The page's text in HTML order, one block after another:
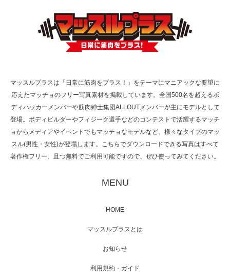
TOKYO FMラジオ番組「ONE MORNING」
で紹介さ…
た（6/8放送）
映画「メカバース」舞台挨拶へマッスルプラ
マッスルプラスは「日常に筋肉をプラス！」をテーマにマニアックな要望に
応えたマッチョのフリー写真素材を掲載しています。全国500名を超えるボ
ディハッカーメンバーや筋肉紳士集団ALLOUTメンバーが主にモデルとして
登場。ボディビルダーやフィジーク選手などのコンテストで活躍するマッチ
ョからメディアやイベントでもマッチョなモデルなど、様々なタイプのマッ
スル(男性・女性)が登場します。こちらでダウンロードできる写真はすべて
著作権フリー、且つ無料でご利用可能ですので、ぜひ使ってみてください。
MENU
HOME
マッスルプラスとは
お知らせ
利用規約・ガイド